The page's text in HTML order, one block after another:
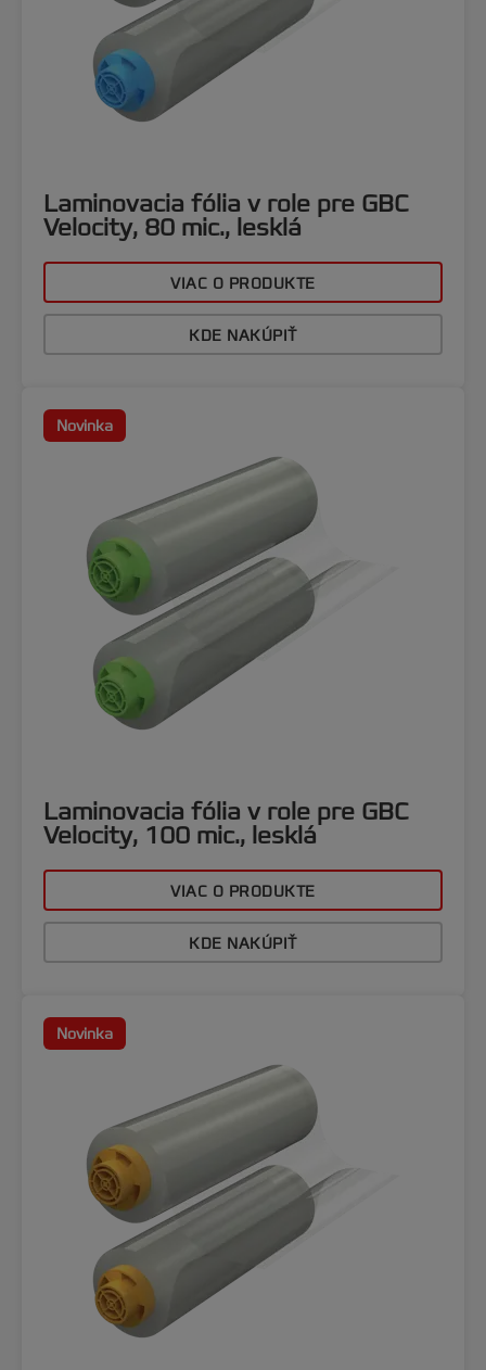
Laminovacia fólia v role pre GBC
Velocity, 80 mic., lesklá
VIAC O PRODUKTE
KDE NAKÚPIŤ
Novinka
Laminovacia fólia v role pre GBC
Velocity, 100 mic., lesklá
VIAC O PRODUKTE
KDE NAKÚPIŤ
Novinka